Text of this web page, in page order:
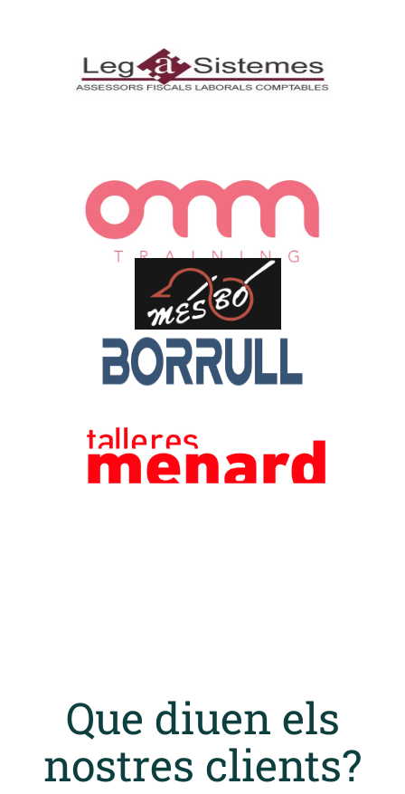
Que diuen els
nostres clients?